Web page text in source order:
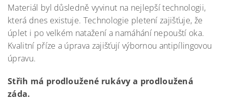
Materiál byl důsledně vyvinut na nejlepší technologii,
která dnes existuje. Technologie pletení zajišťuje, že
úplet i po velkém natažení a namáhání nepouští oka.
Kvalitní příze a úprava zajišťují výbornou antipílingovou
úpravu.
Střih má prodloužené rukávy a prodloužená
záda.